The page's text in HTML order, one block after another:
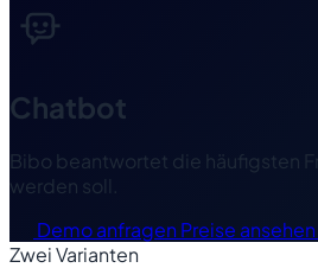
Chatbot
Bibo beantwortet die häufigsten
werden soll.
Demo anfragen Preise ansehen
Zwei Varianten